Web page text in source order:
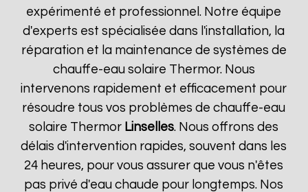
expérimenté et professionnel. Notre équipe
d'experts est spécialisée dans l'installation, la
réparation et la maintenance de systèmes de
chauffe-eau solaire Thermor. Nous
intervenons rapidement et efficacement pour
résoudre tous vos problèmes de chauffe-eau
solaire Thermor Linselles. Nous offrons des
délais d'intervention rapides, souvent dans les
24 heures, pour vous assurer que vous n'êtes
pas privé d'eau chaude pour longtemps. Nos